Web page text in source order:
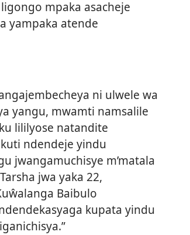
mpaka asacheje
yampaka atende
ni ulwele wa
yangu, mwamti namsalile
lililyose natandite
ndendeje yindu
jwangamuchisye m’matala
jwa yaka 22,
Baibulo
kupata yindu